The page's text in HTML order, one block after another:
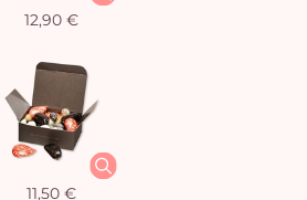
12,90 €
11,50 €